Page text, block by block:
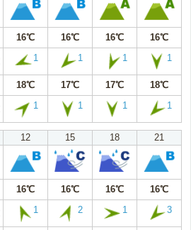
16℃ 16℃ 16℃ 16℃
1 1 1 1
18℃ 17℃ 17℃ 18℃
1 1 1 1
12 15 18 21
16℃ 16℃ 16℃ 16℃
1 2 1 3